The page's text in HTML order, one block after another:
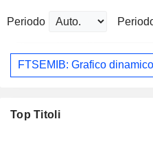
Periodo
FTSEMIB: Grafico dinamico
Top Titoli